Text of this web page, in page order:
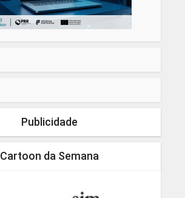
Publicidade
Cartoon da Semana